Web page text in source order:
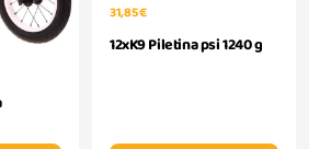
31,85 €
12xK9 Piletina psi 1240 g